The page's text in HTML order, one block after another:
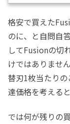
格安で買えた
のに、と自問自
してFusionの切
けではありません
替刃1枚当たり
達価格を考える
では何が残りの